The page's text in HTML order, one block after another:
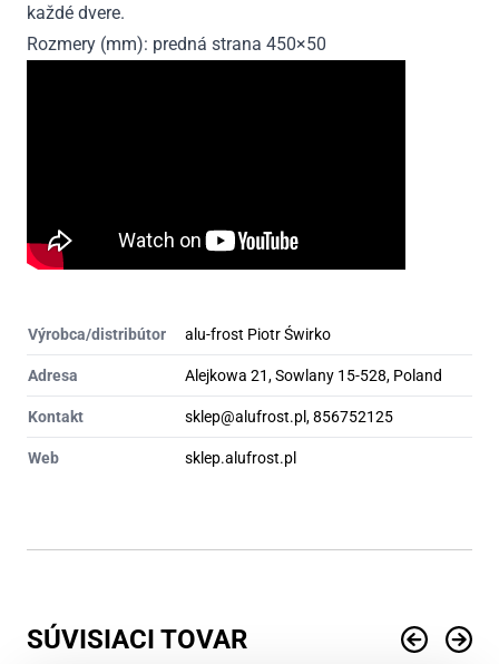
každé dvere.
Rozmery (mm): predná strana 450×50
Výrobca/distribútor alu-frost Piotr Świrko
Adresa Alejkowa 21, Sowlany 15-528, Poland
Kontakt sklep@alufrost.pl, 856752125
Web sklep.alufrost.pl
SÚVISIACI TOVAR